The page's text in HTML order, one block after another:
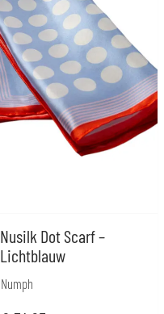
Nusilk Dot Scarf –
Lichtblauw
Numph